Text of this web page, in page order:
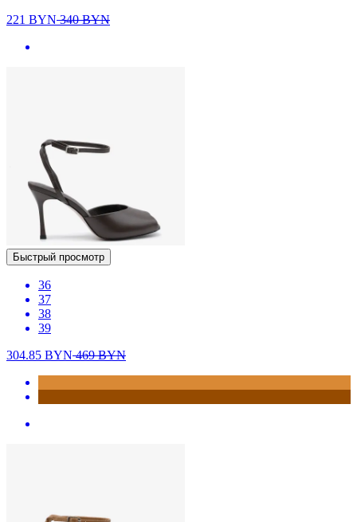
221 BYN340BYN
Быстрый просмотр
36
37
38
39
304.85 BYN469BYN